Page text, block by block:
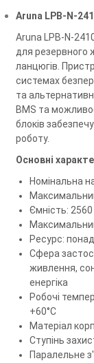
Aruna LPB-N-
Aruna LPB-N-
для резервного
ланцюгів.
системах
та
BMS та
блоків
роботу.
Основні
Номінальна
Ємність: 2560
Ресурс:
Сфера
живлення,
енергіка
Робочі
+60°C
Матеріал
Ступінь
Паралельне